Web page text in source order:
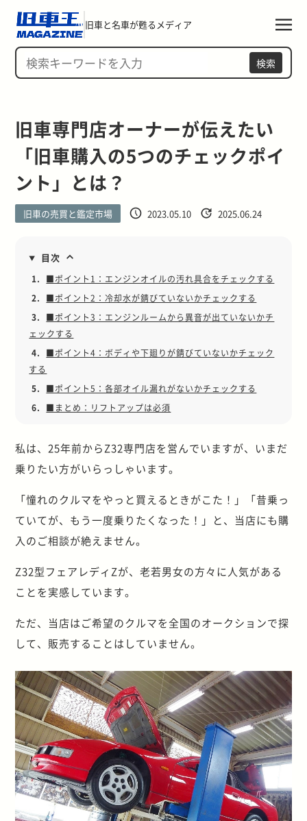
旧車と名車が甦るメディア
検索
旧車専門店オーナーが伝えたい
「旧車購入の5つのチェックポイ
ント」とは？
旧車の売買と鑑定市場 2023.05.10 2025.06.24
目次
1.
■ポイント1：エンジンオイルの汚れ具合をチェックする
2.
■ポイント2：冷却水が錆びていないかチェックする
3.
■ポイント3：エンジンルームから異音が出ていないかチ
ェックする
4.
■ポイント4：ボディや下廻りが錆びていないかチェック
する
5.
■ポイント5：各部オイル漏れがないかチェックする
6.
■まとめ：リフトアップは必須
私は、25年前からZ32専門店を営んでいますが、いまだ
乗りたい方がいらっしゃいます。
「憧れのクルマをやっと買えるときがこた！」「昔乗っ
ていてが、もう一度乗りたくなった！」と、当店にも購
入のご相談が絶えません。
Z32型フェアレディZが、老若男女の方々に人気がある
ことを実感しています。
ただ、当店はご希望のクルマを全国のオークションで探
して、販売することはしていません。